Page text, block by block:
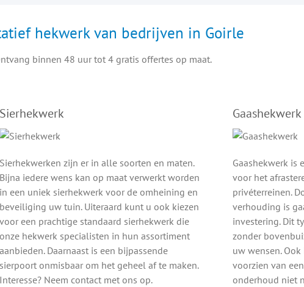
hekwerk van bedrijven in Goirle
binnen 48 uur tot 4 gratis offertes op maat.
Sierhekwerk
Sierhekwerken zijn er in alle soorten en maten.
Bijna iedere wens kan op maat verwerkt worden
in een uniek sierhekwerk voor de omheining en
beveiliging uw tuin. Uiteraard kunt u ook kiezen
voor een prachtige standaard sierhekwerk die
onze hekwerk specialisten in hun assortiment
aanbieden. Daarnaast is een bijpassende
sierpoort onmisbaar om het geheel af te maken.
Interesse? Neem contact met ons op.
Gaashekwerk
Gaashekwerk is
voor het
privéterreinen.
verhouding is
investering. Dit
zonder
uw wensen.
voorzien van
onderhoud niet